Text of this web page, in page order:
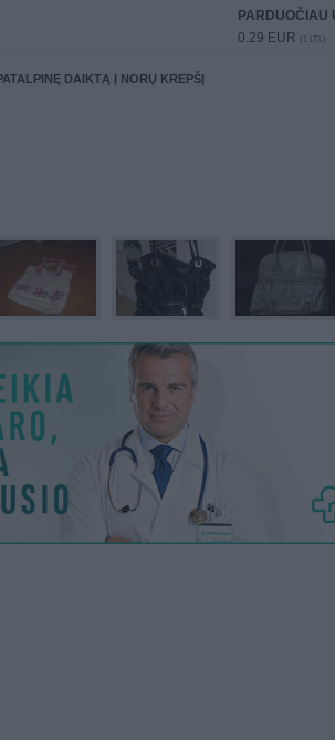
PARDUOČIAU
0.29 EUR (1 LTL)
DAIKTĄ Į NORŲ KREPŠĮ